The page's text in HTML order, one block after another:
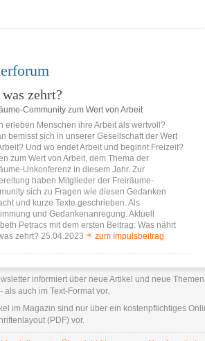
zehrt?
Community zum Wert von Arbeit
erleben Menschen ihre Arbeit als wertvoll?
bemisst sich in unserer Gesellschaft der Wert
Und wo endet Arbeit und beginnt Freizeit?
zum Wert von Arbeit, dem Thema der
Unkonferenz in diesem Jahr. Zur
haben Mitglieder der Freiräume-
sich zu Fragen wie diesen Gedanken
und kurze Texte geschrieben. Als
und Gedankenanregung. Aktuell
Petracs mit dem ersten Beitrag: Was nährt
zehrt? 25.04.2023
zum Impulsbeitrag
informiert über neue Artikel und neue
auch im Text-Format vor.
im Magazin sind nur über ein kostenpflichtiges
(PDF) vor.